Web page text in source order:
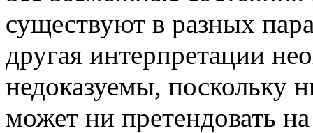
существуют в разных
другая интерпретации
недоказуемы, поскольку
может ни претендовать